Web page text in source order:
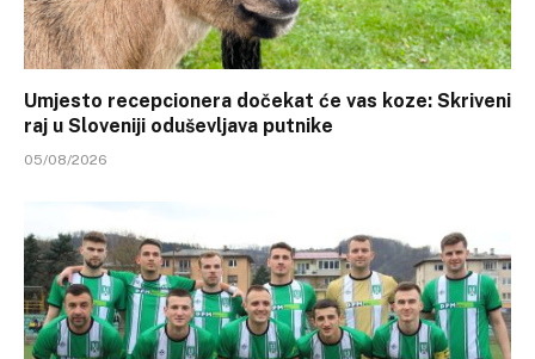
Umjesto recepcionera dočekat će vas koze: Skriveni
raj u Sloveniji oduševljava putnike
05/08/2026